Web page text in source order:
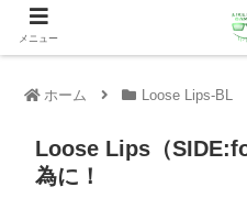
ホーム Loose Lips-BL
Loose Lips（
為に！
メニュー